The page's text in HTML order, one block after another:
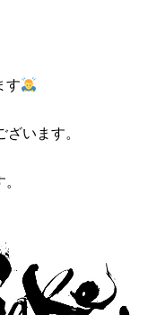
す
います。